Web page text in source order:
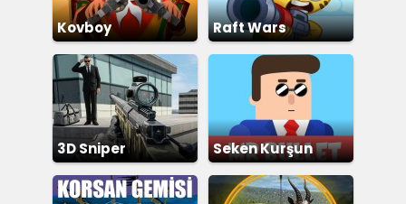
Kovboy Raft Wars
3D Sniper Seken Kurşun